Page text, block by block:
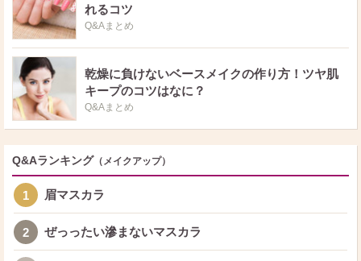
れるコツ
Q&Aまとめ
乾燥に負けないベースメイクの作り方！ツヤ肌
キープのコツはなに？
Q&Aまとめ
Q&Aランキング （メイクアップ）
1 眉マスカラ
2 ぜっったい滲まないマスカラ